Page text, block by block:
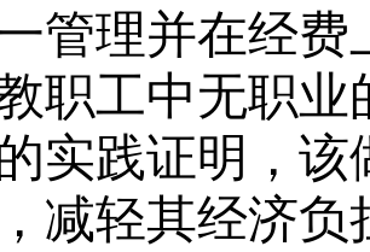
管理并在经
职工中无职
实践证明，
减轻其经济